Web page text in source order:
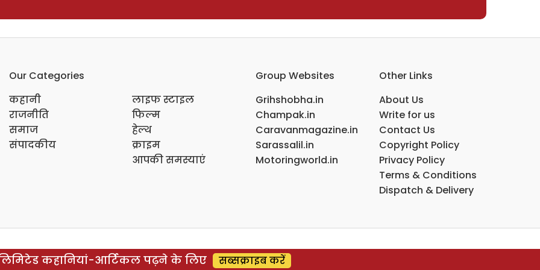
Our Categories
कहानी
राजनीति
समाज
संपादकीय
लाइफ स्टाइल
फिल्म
हेल्थ
क्राइम
आपकी समस्याएं
Group Websites
Grihshobha.in
Champak.in
Caravanmagazine.in
Sarassalil.in
Motoringworld.in
Other Links
About Us
Write for us
Contact Us
Copyright Policy
Privacy Policy
Terms & Conditions
Dispatch & Delivery
कहानियां-आर्टिकल पढ़ने के लिए सब्सक्राइब करें